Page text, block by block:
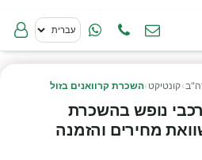
›קונטיקט ›השכרת קרוואנים בזול
נופש בהשכרת
מחירים והזמנה